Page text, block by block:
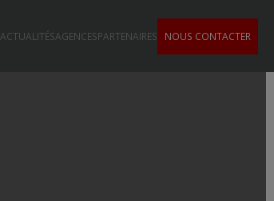
ACTUALITÉSAGENCESPARTENAIRES NOUS CONTACTER